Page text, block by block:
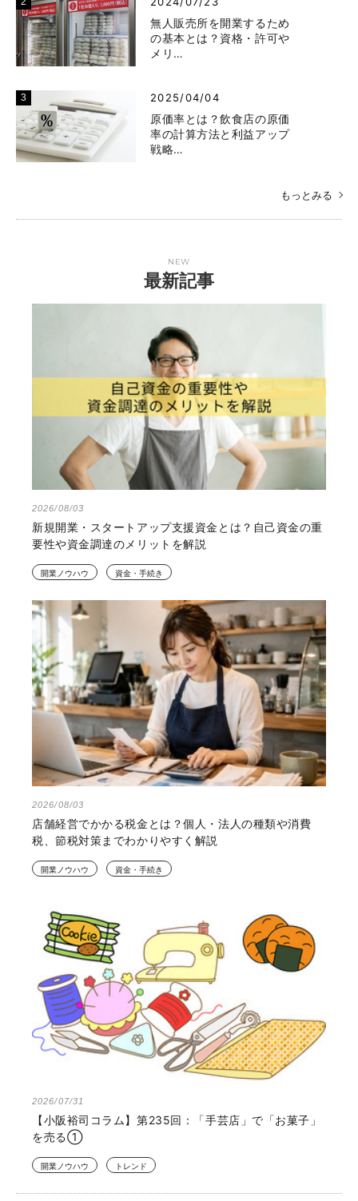
無人販売所を開業するため
の基本とは？資格・許可や
メリ…
2025/04/04
原価率とは？飲食店の原価
率の計算方法と利益アップ
戦略…
もっとみる
NEW
最新記事
2026/08/03
新規開業・スタートアップ支援資金とは？自己資金の重
要性や資金調達のメリットを解説
開業ノウハウ 資金・手続き
2026/08/03
店舗経営でかかる税金とは？個人・法人の種類や消費
税、節税対策までわかりやすく解説
開業ノウハウ 資金・手続き
2026/07/31
【小阪裕司コラム】第235回：「手芸店」で「お菓子」
を売る①
開業ノウハウ トレンド